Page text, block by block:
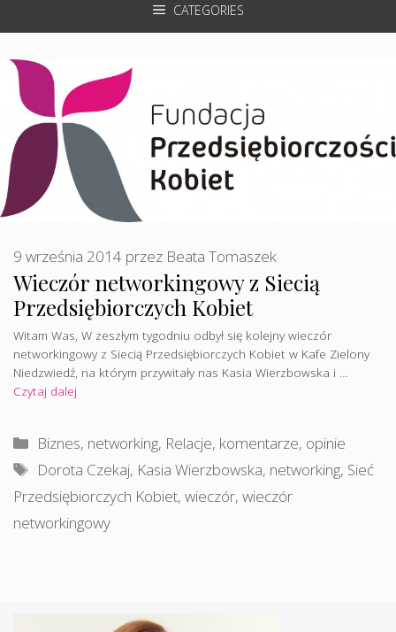
CATEGORIES
Wieczór networkingowy z Siecią
Przedsiębiorczych Kobiet
9 września 2014 przez Beata Tomaszek
Witam Was, W zeszłym tygodniu odbył się kolejny wieczór
networkingowy z Siecią Przedsiębiorczych Kobiet w Kafe Zielony
Niedzwiedź, na którym przywitały nas Kasia Wierzbowska i …
Czytaj dalej
Kategorie
Biznes, networking, Relacje, komentarze, opinie
Tagi
Dorota Czekaj, Kasia Wierzbowska, networking, Sieć
Przedsiębiorczych Kobiet, wieczór, wieczór
networkingowy